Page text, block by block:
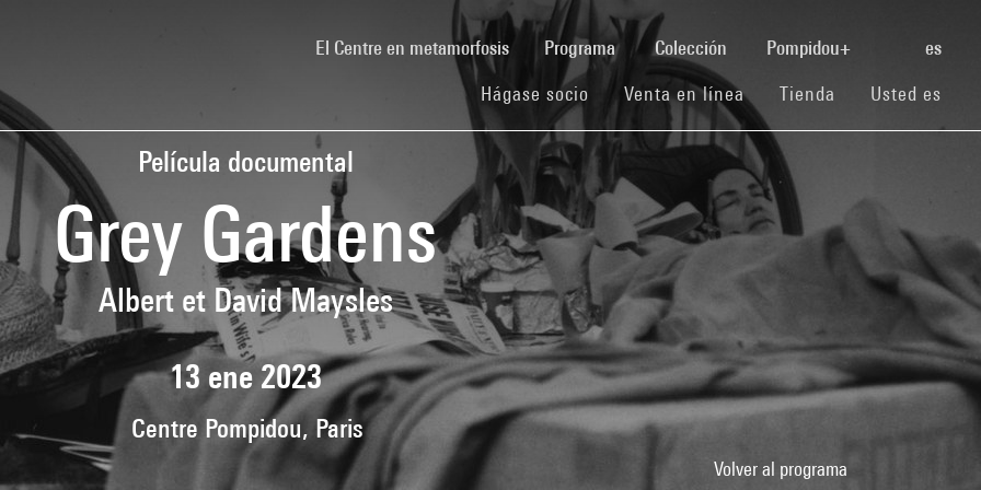
El Centre en metamorfosis(current)Programa Colección Pompidou+ es
Hágase socio (current)
Venta en línea(current)
Tienda (current)
Usted es
Película documental
Grey Gardens
Albert et David Maysles
13 ene 2023
Centre Pompidou, Paris
Volver al programa